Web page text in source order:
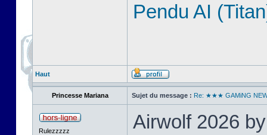
Pendu AI
Haut
Princesse Mariana Sujet du message : Re: ★★★ GAMiNG
Rulezzzzz Airwolf 2026